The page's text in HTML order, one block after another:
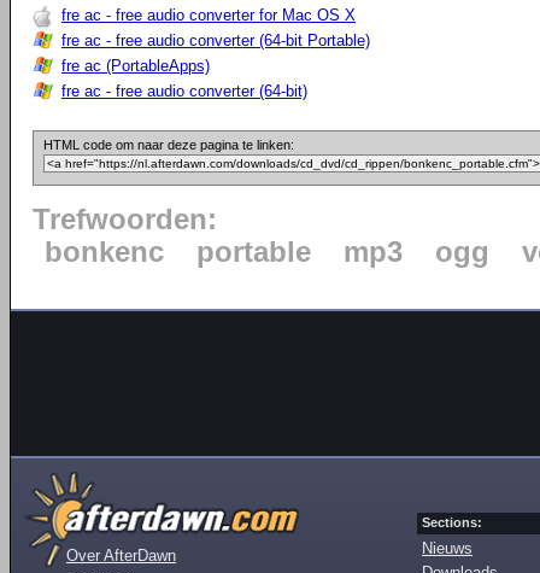
fre ac - free audio converter for Mac OS X
fre ac - free audio converter (64-bit Portable)
fre ac (PortableApps)
fre ac - free audio converter (64-bit)
HTML code om naar deze pagina te linken:
Trefwoorden:
bonkenc
portable mp3 ogg
Over AfterDawn
Sections:
Nieuws